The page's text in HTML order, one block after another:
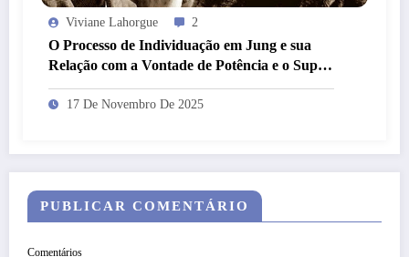
Viviane Lahorgue 2
O Processo de Individuação em Jung e sua
Relação com a Vontade de Potência e o Super-
Homem em Nietzsche
17 De Novembro De 2025
PUBLICAR COMENTÁRIO
Comentários